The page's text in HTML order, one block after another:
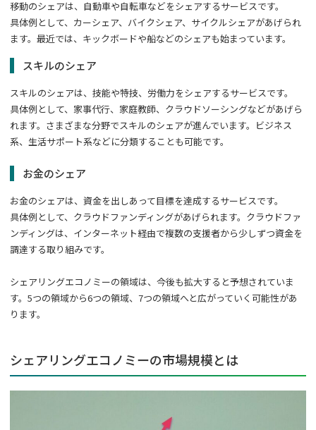
移動のシェアは、自動車や自転車などをシェアするサービスです。
具体例として、カーシェア、バイクシェア、サイクルシェアがあげられ
ます。最近では、キックボードや船などのシェアも始まっています。
スキルのシェア
スキルのシェアは、技能や特技、労働力をシェアするサービスです。
具体例として、家事代行、家庭教師、クラウドソーシングなどがあげら
れます。さまざまな分野でスキルのシェアが進んでいます。ビジネス
系、生活サポート系などに分類することも可能です。
お金のシェア
お金のシェアは、資金を出しあって目標を達成するサービスです。
具体例として、クラウドファンディングがあげられます。クラウドファ
ンディングは、インターネット経由で複数の支援者から少しずつ資金を
調達する取り組みです。
シェアリングエコノミーの領域は、今後も拡大すると予想されていま
す。5つの領域から6つの領域、7つの領域へと広がっていく可能性があ
ります。
シェアリングエコノミーの市場規模とは